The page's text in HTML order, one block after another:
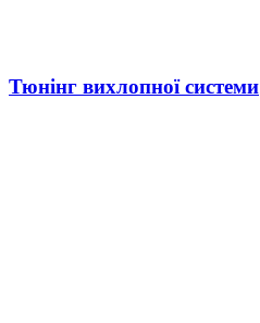
Тюнінг вихлопної системи